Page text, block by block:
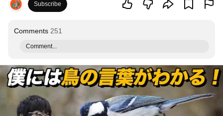
Subscribe
Comments 251
Comment...